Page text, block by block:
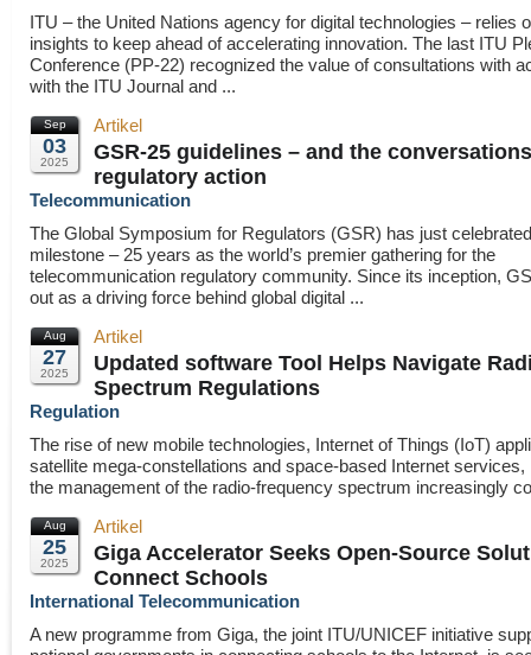
ITU – the United Nations agency for digital technologies – relies
insights to keep ahead of accelerating innovation. The last ITU
Conference (PP-22) recognized the value of consultations with
with the ITU Journal and ...
Sep
03
2025
Artikel
GSR-25 guidelines – and the
regulatory action
Telecommunication
The Global Symposium for Regulators (GSR) has just
milestone – 25 years as the world’s premier gathering for the
telecommunication regulatory community. Since its inception,
out as a driving force behind global digital ...
Aug
27
2025
Artikel
Updated software Tool Helps Navigate
Spectrum Regulations
Regulation
The rise of new mobile technologies, Internet of Things (IoT)
satellite mega-constellations and space-based Internet services,
the management of the radio-frequency spectrum increasingly
Aug
25
2025
Artikel
Giga Accelerator Seeks Open-Source
Connect Schools
International Telecommunication
A new programme from Giga, the joint ITU/UNICEF initiative